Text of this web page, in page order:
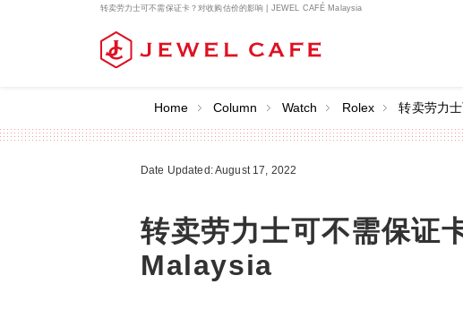
转卖劳力士可不需保证卡？对收购估价的影响 | JEWEL CAFÉ Malaysia
Home Column Watch Rolex 转卖劳力
Date Updated: August 17, 2022
转卖劳力士可不需保证
Malaysia